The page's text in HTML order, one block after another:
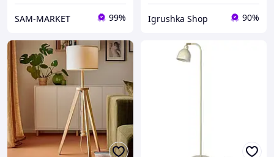
SAM-MARKET 99% Igrushka Shop 90%